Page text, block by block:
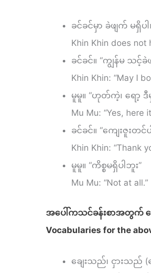
ခင်ခင်မှာ ခဲဖျက် မရှိပါ
Khin Khin does not
ခင်ခင်။ “ကျွန်မ သင့်ခဲ
Khin Khin: “May I
မူမူ။ “ဟုတ်ကဲ့၊ ရော့ ဒီ
Mu Mu: “Yes, here
ခင်ခင်။ “ကျေးဇူးတ
Khin Khin: “Thank
မူမူ။ “ကိစ္စမရှိပါဘူး”
Mu Mu: “Not at all.”
အပေါ်ကသင်ခန်းစာအတွက် ဝေ
Vocabularies for the
ချေးသည်၊ ငှားသည် (